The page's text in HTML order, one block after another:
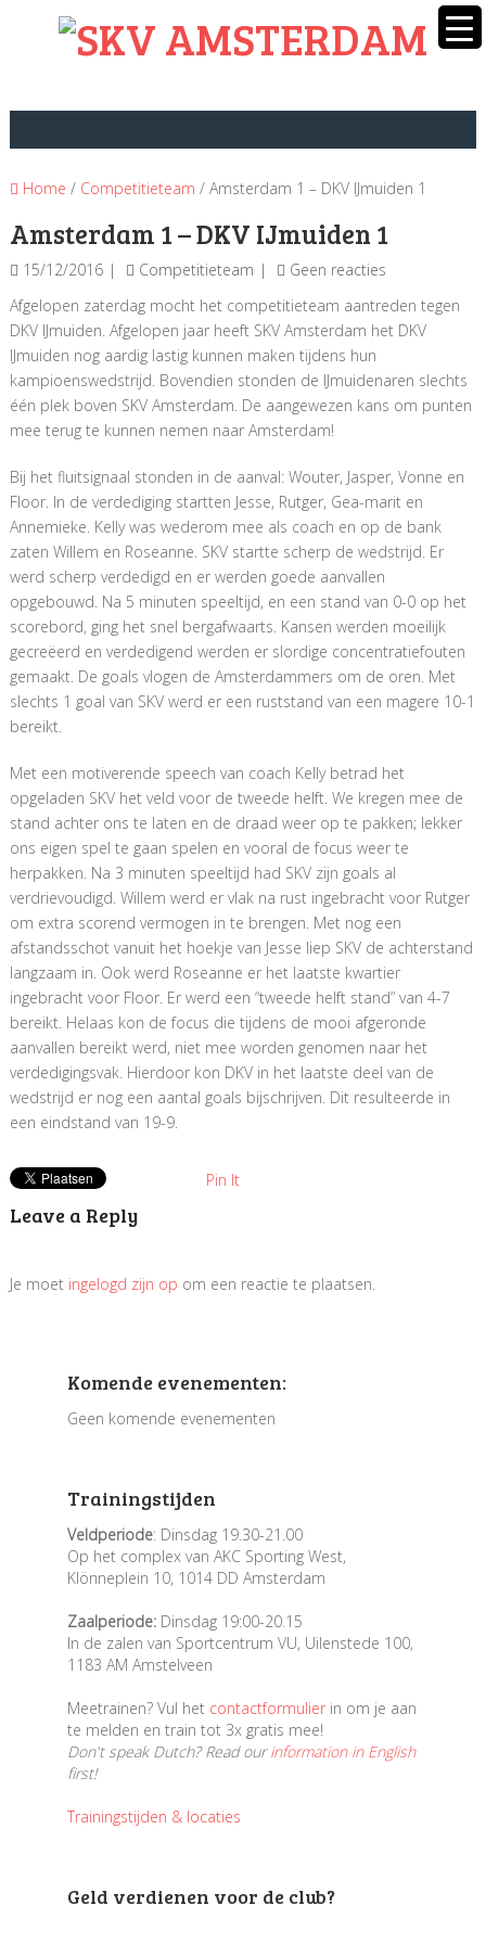
Home / Competitieteam / Amsterdam 1 – DKV IJmuiden 1
Amsterdam 1 – DKV IJmuiden 1
15/12/2016 Competitieteam
Geen reacties
Afgelopen zaterdag mocht het competitieteam aantreden tegen
DKV IJmuiden. Afgelopen jaar heeft SKV Amsterdam het DKV
IJmuiden nog aardig lastig kunnen maken tijdens hun
kampioenswedstrijd. Bovendien stonden de IJmuidenaren slechts
één plek boven SKV Amsterdam. De aangewezen kans om punten
mee terug te kunnen nemen naar Amsterdam!
Bij het fluitsignaal stonden in de aanval: Wouter, Jasper, Vonne en
Floor. In de verdediging startten Jesse, Rutger, Gea-marit en
Annemieke. Kelly was wederom mee als coach en op de bank
zaten Willem en Roseanne. SKV startte scherp de wedstrijd. Er
werd scherp verdedigd en er werden goede aanvallen
opgebouwd. Na 5 minuten speeltijd, en een stand van 0-0 op het
scorebord, ging het snel bergafwaarts. Kansen werden moeilijk
gecreëerd en verdedigend werden er slordige concentratiefouten
gemaakt. De goals vlogen de Amsterdammers om de oren. Met
slechts 1 goal van SKV werd er een ruststand van een magere 10-1
bereikt.
Met een motiverende speech van coach Kelly betrad het
opgeladen SKV het veld voor de tweede helft. We kregen mee de
stand achter ons te laten en de draad weer op te pakken; lekker
ons eigen spel te gaan spelen en vooral de focus weer te
herpakken. Na 3 minuten speeltijd had SKV zijn goals al
verdrievoudigd. Willem werd er vlak na rust ingebracht voor Rutger
om extra scorend vermogen in te brengen. Met nog een
afstandsschot vanuit het hoekje van Jesse liep SKV de achterstand
langzaam in. Ook werd Roseanne er het laatste kwartier
ingebracht voor Floor. Er werd een “tweede helft stand” van 4-7
bereikt. Helaas kon de focus die tijdens de mooi afgeronde
aanvallen bereikt werd, niet mee worden genomen naar het
verdedigingsvak. Hierdoor kon DKV in het laatste deel van de
wedstrijd er nog een aantal goals bijschrijven. Dit resulteerde in
een eindstand van 19-9.
Pin It
Leave a Reply
Je moet ingelogd zijn op om een reactie te plaatsen.
Komende evenementen:
Geen komende evenementen
Trainingstijden
Veldperiode: Dinsdag 19.30-21.00
Op het complex van AKC Sporting West,
Klönneplein 10, 1014 DD Amsterdam
Zaalperiode:Dinsdag 19:00-20.15
In de zalen van Sportcentrum VU, Uilenstede 100,
1183 AM Amstelveen
Meetrainen? Vul het contactformulierin om je aan
te melden en train tot 3x gratis mee!
Don't speak Dutch? Read ourinformation in English
first!
Trainingstijden & locaties
Geld verdienen voor de club?